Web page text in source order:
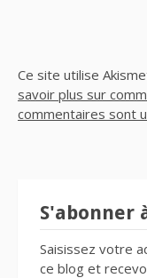
Ce site utilise
savoir plus sur
commentaires sont
S'abonner
Saisissez votre
ce blog et